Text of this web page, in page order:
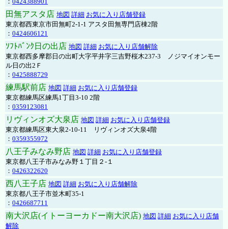
田無アスタ店 地図 詳細 お気に入り店舗登録
東京都西東京市田無町2-1-1 アスタ田無専門店棟2階
： 0424606121
ｿﾌﾄﾊﾞﾝｸ日の出店 地図 詳細 お気に入り店舗解除
東京都西多摩郡日の出町大字平井字三吉野桜木237-3 ノジマイオンモー
ル日の出2Ｆ
： 0425888729
練馬駅前店 地図 詳細 お気に入り店舗登録
東京都練馬区練馬1丁目3-10 2階
： 0359123081
リヴィンオズ大泉店 地図 詳細 お気に入り店舗登録
東京都練馬区東大泉2-10-11 リヴィンオズ大泉4階
： 0359355972
八王子みなみ野店 地図 詳細 お気に入り店舗登録
東京都八王子市みなみ野１丁目２-１
： 0426322620
西八王子店 地図 詳細 お気に入り店舗解除
東京都八王子市並木町35-1
： 0426687711
南大沢店(イトーヨーカドー南大沢店) 地図 詳細 お気に入り店舗
解除